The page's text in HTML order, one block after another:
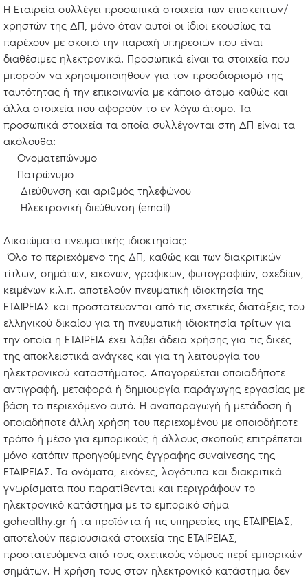
Η Εταιρεία συλλέγει προσωπικά στοιχεία των επισκεπτών/
χρηστών της ΔΠ, μόνο όταν αυτοί οι ίδιοι εκουσίως τα
παρέχουν με σκοπό την παροχή υπηρεσιών που είναι
διαθέσιμες ηλεκτρονικά. Προσωπικά είναι τα στοιχεία που
μπορούν να χρησιμοποιηθούν για τον προσδιορισμό της
ταυτότητας ή την επικοινωνία με κάποιο άτομο καθώς και
άλλα στοιχεία που αφορούν το εν λόγω άτομο. Τα
προσωπικά στοιχεία τα οποία συλλέγονται στη ΔΠ είναι τα
ακόλουθα:
Ονοματεπώνυμο
Πατρώνυμο
Διεύθυνση και αριθμός τηλεφώνου
Ηλεκτρονική διεύθυνση (email)
Δικαιώματα πνευματικής ιδιοκτησίας:
Όλο το περιεχόμενο της ΔΠ, καθώς και των διακριτικών
τίτλων, σημάτων, εικόνων, γραφικών, φωτογραφιών, σχεδίων,
κειμένων κ.λ.π. αποτελούν πνευματική ιδιοκτησία της
ΕΤΑΙΡΕΙΑΣ και προστατεύονται από τις σχετικές διατάξεις του
ελληνικού δικαίου για τη πνευματική ιδιοκτησία τρίτων για
την οποία η ΕΤΑΙΡΕΙΑ έχει λάβει άδεια χρήσης για τις δικές
της αποκλειστικά ανάγκες και για τη λειτουργία του
ηλεκτρονικού καταστήματος. Απαγορεύεται οποιαδήποτε
αντιγραφή, μεταφορά ή δημιουργία παράγωγης εργασίας με
βάση το περιεχόμενο αυτό. Η αναπαραγωγή ή μετάδοση ή
οποιαδήποτε άλλη χρήση του περιεχομένου με οποιοδήποτε
τρόπο ή μέσο για εμπορικούς ή άλλους σκοπούς επιτρέπεται
μόνο κατόπιν προηγούμενης έγγραφης συναίνεσης της
ΕΤΑΙΡΕΙΑΣ. Τα ονόματα, εικόνες, λογότυπα και διακριτικά
γνωρίσματα που παρατίθενται και περιγράφουν το
ηλεκτρονικό κατάστημα με το εμπορικό σήμα
gohealthy.gr ή τα προϊόντα ή τις υπηρεσίες της ΕΤΑΙΡΕΙΑΣ,
αποτελούν περιουσιακά στοιχεία της ΕΤΑΙΡΕΙΑΣ,
προστατευόμενα από τους σχετικούς νόμους περί εμπορικών
σημάτων. Η χρήση τους στον ηλεκτρονικό κατάστημα δεν